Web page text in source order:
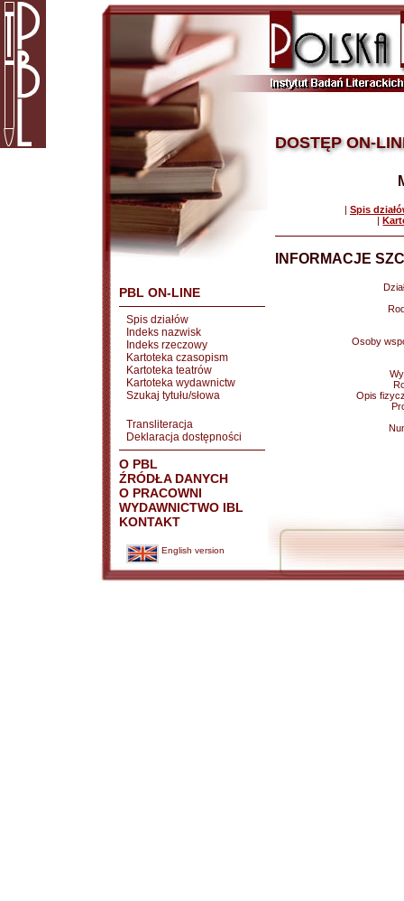
PBL ON-LINE
Spis działów
Indeks nazwisk
Indeks rzeczowy
Kartoteka czasopism
Kartoteka teatrów
Kartoteka wydawnictw
Szukaj tytułu/słowa
Transliteracja
Deklaracja dostępności
O PBL
ŹRÓDŁA DANYCH
O PRACOWNI
WYDAWNICTWO IBL
KONTAKT
English version
DOSTĘP ON-
| Spis
|
INFORMACJE
Osoby
Opis